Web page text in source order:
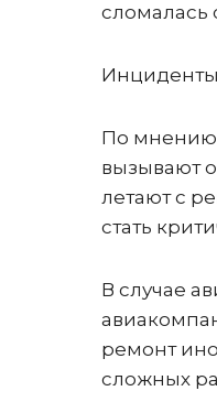
сломалась
Инциденты
По мнению
вызывают
летают с
стать
В случае
ремонт
сложных